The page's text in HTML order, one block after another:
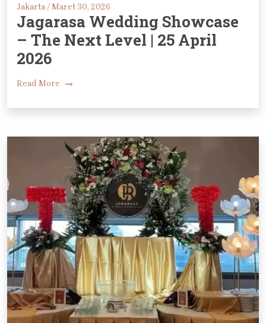
Jakarta /Maret 30, 2026
Jagarasa Wedding Showcase
– The Next Level | 25 April
2026
Read More